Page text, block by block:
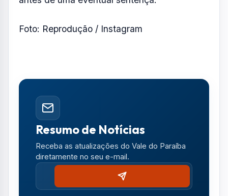
Notícias no WhatsApp
Receba alertas urgentes e plantões da sua
região direto no celular.
SEGUIR CANAL OFICIAL